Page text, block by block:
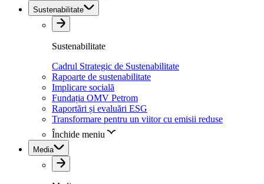
Sustenabilitate
Sustenabilitate
Cadrul Strategic de Sustenabilitate
Rapoarte de sustenabilitate
Implicare socială
Fundația OMV Petrom
Raportări și evaluări ESG
Transformare pentru un viitor cu emisii reduse
Închide meniu
Media